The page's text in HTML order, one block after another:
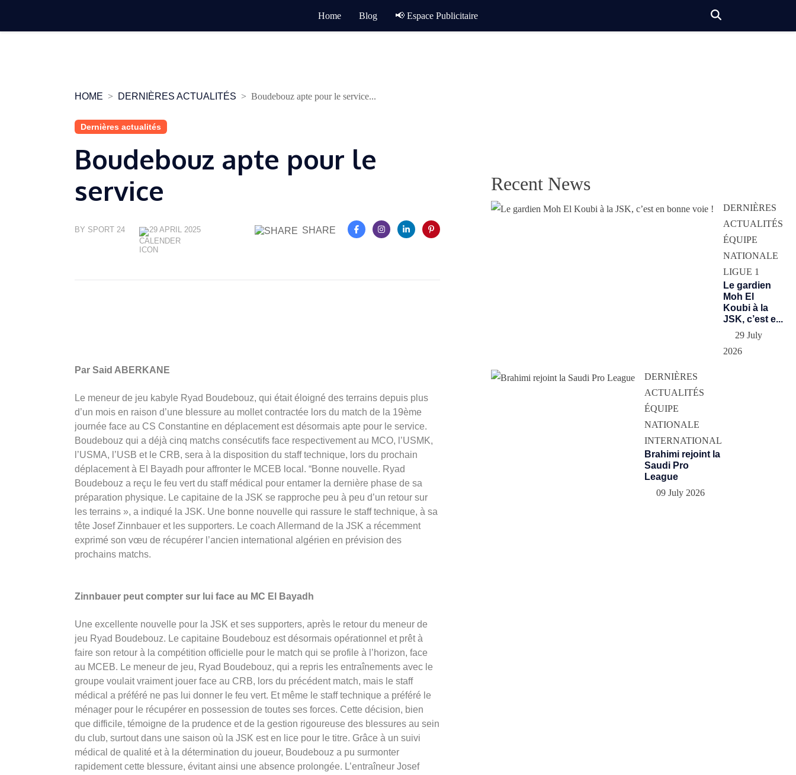
Home Blog 📢 Espace Publicitaire
HOME DERNIÈRES ACTUALITÉS Boudebouz apte pour le service...
Dernières actualités
Boudebouz apte pour le
service
BY SPORT 24 29 APRIL 2025 SHARE
Par Said ABERKANE
Le meneur de jeu kabyle Ryad Boudebouz, qui était éloigné des terrains depuis plus
d’un mois en raison d’une blessure au mollet contractée lors du match de la 19ème
journée face au CS Constantine en déplacement est désormais apte pour le service.
Boudebouz qui a déjà cinq matchs consécutifs face respectivement au MCO, l’USMK,
l’USMA, l’USB et le CRB, sera à la disposition du staff technique, lors du prochain
déplacement à El Bayadh pour affronter le MCEB local. “Bonne nouvelle. Ryad
Boudebouz a reçu le feu vert du staff médical pour entamer la dernière phase de sa
préparation physique. Le capitaine de la JSK se rapproche peu à peu d’un retour sur
les terrains », a indiqué la JSK. Une bonne nouvelle qui rassure le staff technique, à sa
tête Josef Zinnbauer et les supporters. Le coach Allermand de la JSK a récemment
exprimé son vœu de récupérer l’ancien international algérien en prévision des
prochains matchs.
Zinnbauer peut compter sur lui face au MC El Bayadh
Une excellente nouvelle pour la JSK et ses supporters, après le retour du meneur de
jeu Ryad Boudebouz. Le capitaine Boudebouz est désormais opérationnel et prêt à
faire son retour à la compétition officielle pour le match qui se profile à l’horizon, face
au MCEB. Le meneur de jeu, Ryad Boudebouz, qui a repris les entraînements avec le
groupe voulait vraiment jouer face au CRB, lors du précédent match, mais le staff
médical a préféré ne pas lui donner le feu vert. Et même le staff technique a préféré le
ménager pour le récupérer en possession de toutes ses forces. Cette décision, bien
que difficile, témoigne de la prudence et de la gestion rigoureuse des blessures au sein
du club, surtout dans une saison où la JSK est en lice pour le titre. Grâce à un suivi
médical de qualité et à la détermination du joueur, Boudebouz a pu surmonter
rapidement cette blessure, évitant ainsi une absence prolongée. L’entraîneur Josef
Recent News
DERNIÈRES
ACTUALITÉS
ÉQUIPE
NATIONALE
LIGUE 1
Le gardien
Moh El
Koubi à la
JSK, c’est e...
29 July
2026
DERNIÈRES
ACTUALITÉS
ÉQUIPE
NATIONALE
INTERNATIONAL
Brahimi rejoint la
Saudi Pro
League
09 July 2026